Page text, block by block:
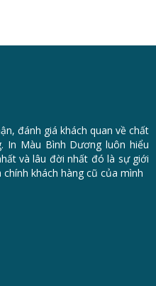
đánh giá khách quan về chất
In Màu Bình Dương luôn hiểu
và lâu đời nhất đó là sự giới
khách hàng cũ của mình